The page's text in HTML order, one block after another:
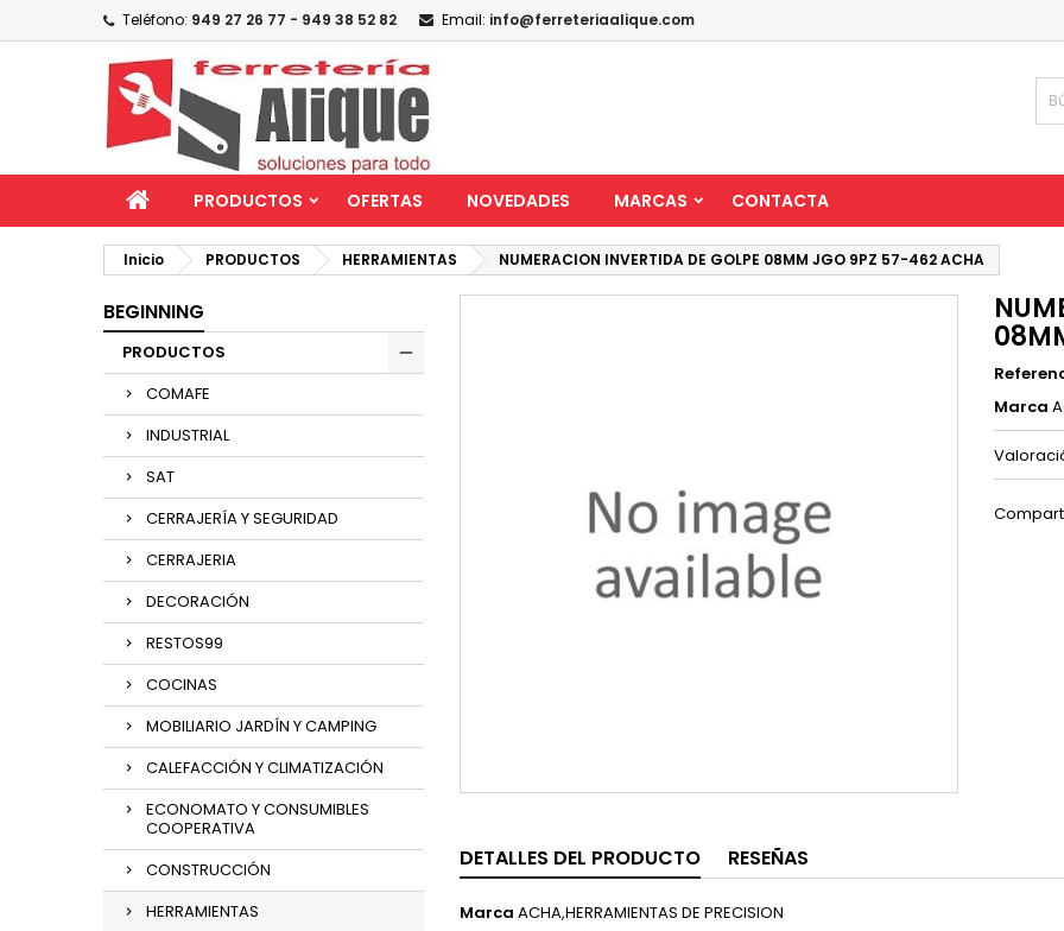
Teléfono: 949 27 26 77 - 949 38 52 82 Email: info@ferreteriaalique.com
PRODUCTOS OFERTAS NOVEDADES MARCAS CONTACTA
Inicio PRODUCTOS HERRAMIENTAS NUMERACION INVERTIDA DE GOLPE 08MM JGO 9PZ 57-462 ACHA
BEGINNING
PRODUCTOS
COMAFE
INDUSTRIAL
SAT
CERRAJERÍA Y SEGURIDAD
CERRAJERIA
DECORACIÓN
RESTOS99
COCINAS
MOBILIARIO JARDÍN Y CAMPING
CALEFACCIÓN Y CLIMATIZACIÓN
ECONOMATO Y CONSUMIBLES
COOPERATIVA
CONSTRUCCIÓN
HERRAMIENTAS
Marca
DETALLES DEL PRODUCTO RESEÑAS
Marca ACHA,HERRAMIENTAS DE PRECISION